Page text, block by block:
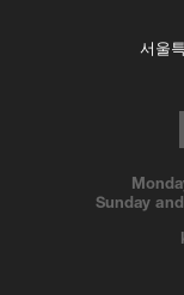
서울
Sunday